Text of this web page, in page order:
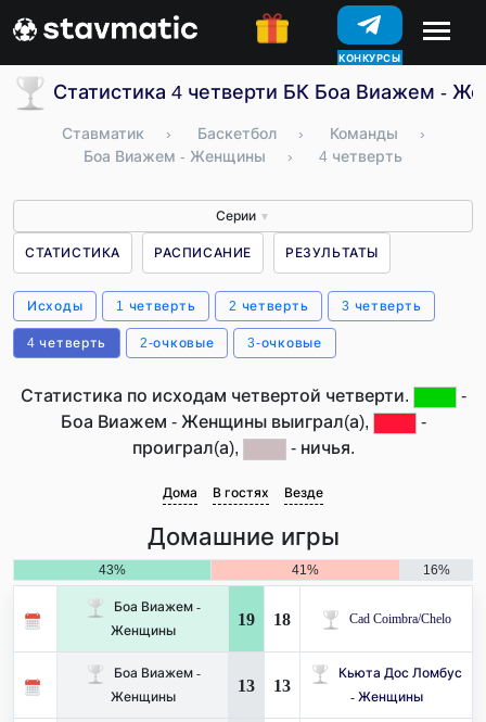
КОНКУРСЫ
Статистика 4 четверти БК Боа Виажем -
Ставматик › Баскетбол › Команды
›
Боа Виажем - Женщины
› 4 четверть
Серии ▼
СТАТИСТИКА РАСПИСАНИЕ РЕЗУЛЬТАТЫ
Исходы 1 четверть 2 четверть 3 четверть
4 четверть 2-очковые 3-очковые
Статистика по исходам четвертой четверти.
-
Боа Виажем - Женщины выиграл(а),
-
проиграл(а),
- ничья.
Дома В гостях Везде
Домашние игры
43% 41% 16%
Боа Виажем -
Женщины
19 18 Cad Coimbra/Chelo
Боа Виажем -
Женщины
13 13
Кьюта Дос Ломбус
- Женщины